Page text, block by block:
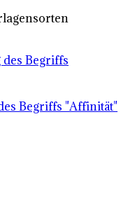
Begriffs
Begriffs "Affinität"